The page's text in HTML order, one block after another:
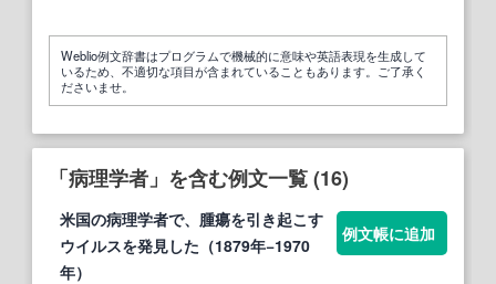
Weblio例文辞書はプログラムで機械的に意味や英語表現を生成して
いるため、不適切な項目が含まれていることもあります。ご了承く
ださいませ。
「病理学者」を含む例文一覧 (16)
米国の病理学者で、腫瘍を引き起こす
ウイルスを発見した（1879年−1970
年）
例文帳に追加